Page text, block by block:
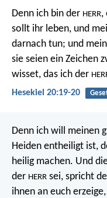
Denn ich bin der HERR,
sollt ihr leben, und
darnach tun; und
sie seien ein Zeichen
wisset, das ich der
Hesekiel 20:19-20
Denn ich will meinen
Heiden entheiligt ist,
heilig machen. Und
der HERR sei, spricht
ihnen an euch